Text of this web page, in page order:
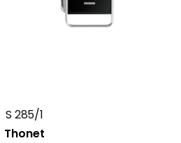
S 285/1
Thonet